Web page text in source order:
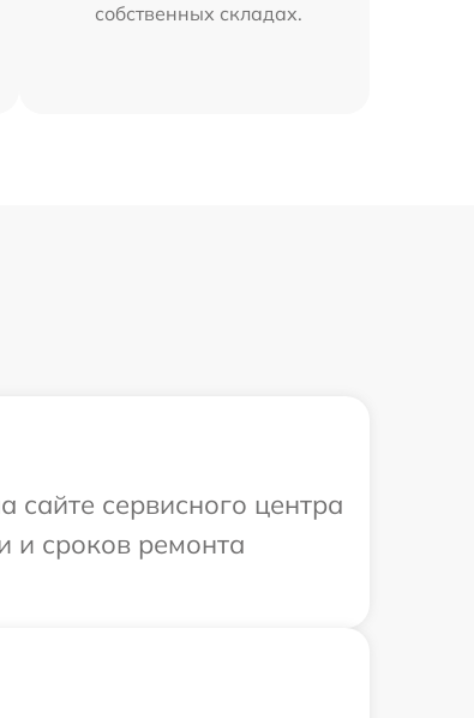
собственных складах.
сервисного центра
и сроков ремонта